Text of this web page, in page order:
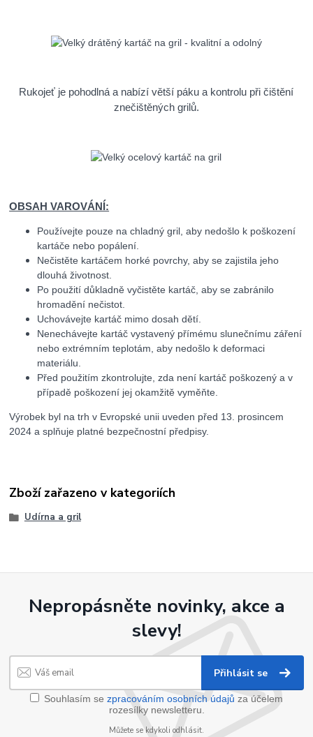
Rukojeť je pohodlná a nabízí větší páku a kontrolu při čištění
znečištěných grilů.
OBSAH VAROVÁNÍ:
Používejte pouze na chladný gril, aby nedošlo k poškození
kartáče nebo popálení.
Nečistěte kartáčem horké povrchy, aby se zajistila jeho
dlouhá životnost.
Po použití důkladně vyčistěte kartáč, aby se zabránilo
hromadění nečistot.
Uchovávejte kartáč mimo dosah dětí.
Nenechávejte kartáč vystavený přímému slunečnímu záření
nebo extrémním teplotám, aby nedošlo k deformaci
materiálu.
Před použitím zkontrolujte, zda není kartáč poškozený a v
případě poškození jej okamžitě vyměňte.
Výrobek byl na trh v Evropské unii uveden před 13. prosincem
2024 a splňuje platné bezpečnostní předpisy.
Zboží zařazeno v kategoriích
Udírna a gril
Nepropásněte novinky, akce a
slevy!
Přihlásit se
Souhlasím se zpracováním osobních údajů za účelem
rozesílky newsletteru.
Můžete se kdykoli odhlásit.